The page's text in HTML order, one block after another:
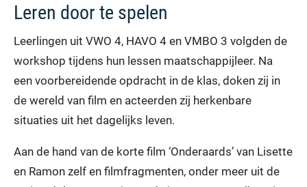
Leren door te spelen
Leerlingen uit VWO 4, HAVO 4 en VMBO 3 volgden de
workshop tijdens hun lessen maatschappijleer. Na
een voorbereidende opdracht in de klas, doken zij in
de wereld van film en acteerden zij herkenbare
situaties uit het dagelijks leven.
Aan de hand van de korte film ‘Onderaards’ van Lisette
en Ramon zelf en filmfragmenten, onder meer uit de